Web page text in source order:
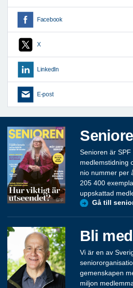
Facebook
X
LinkedIn
E-post
Senioren är
medlemstidning
nio nummer per
205 400
uppskattad
Gå till
Bli
Vi är en av
gemenskapen
miljon